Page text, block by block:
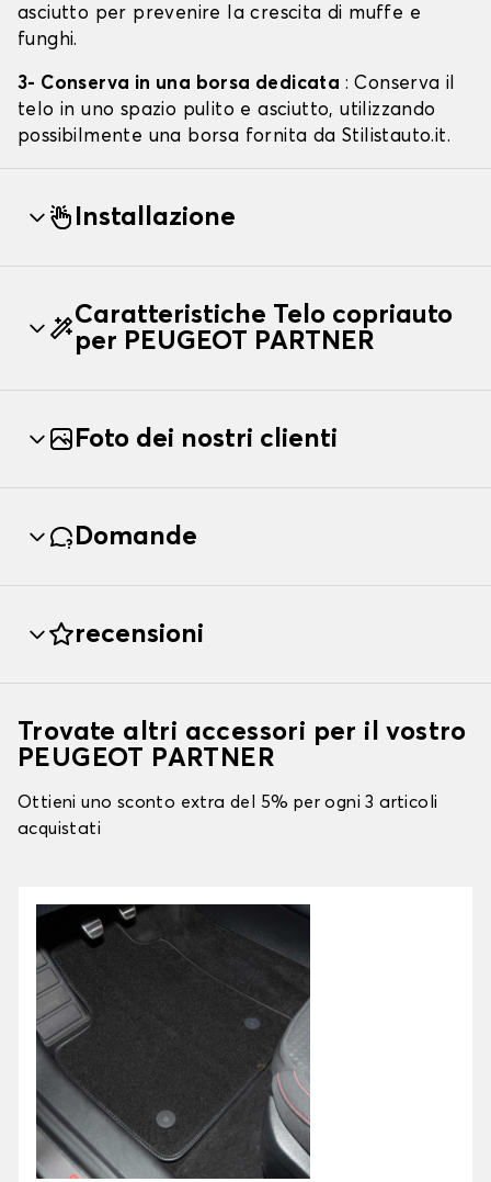
asciutto per prevenire la crescita di muffe e
funghi.
3- Conserva in una borsa dedicata : Conserva il
telo in uno spazio pulito e asciutto, utilizzando
possibilmente una borsa fornita da Stilistauto.it.
Installazione
Caratteristiche Telo copriauto
per PEUGEOT PARTNER
Foto dei nostri clienti
Domande
recensioni
Trovate altri accessori per il vostro
PEUGEOT PARTNER
Ottieni uno sconto extra del 5% per ogni 3 articoli
acquistati